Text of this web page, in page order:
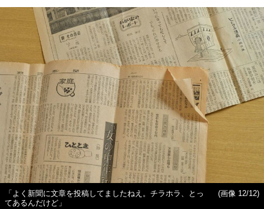
「よく新聞に文章を投稿してましたねえ。チラホラ、とっ
てあるんだけど」
(画像 12/12)